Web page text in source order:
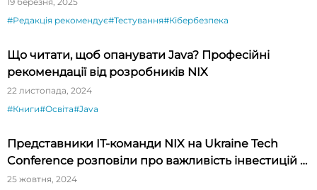
#Редакція рекомендує#Тестування#Кібербезпека
Що читати, щоб опанувати Java? Професійні
рекомендації від розробників NIX
22 листопада, 2024
#Книги#Освіта#Java
Представники IT-команди NIX на Ukraine Tech
Conference розповіли про важливість інвестицій у
MilTech
25 жовтня, 2024